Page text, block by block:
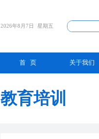
2026年8月7日 星期五
首 页 关于我们
教育培训